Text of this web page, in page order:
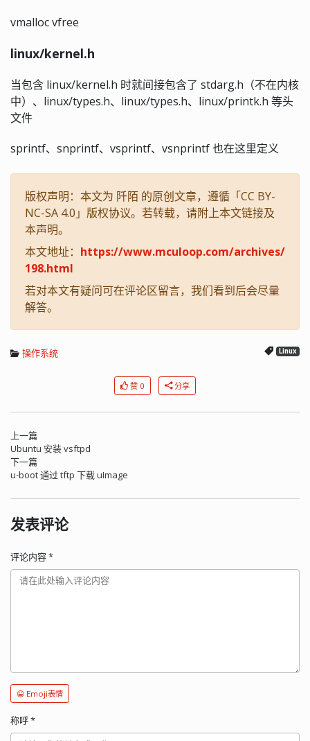
vmalloc vfree
linux/kernel.h
当包含 linux/kernel.h 时就间接包含了 stdarg.h（不在内核
中）、linux/types.h、linux/types.h、linux/printk.h 等头
文件
sprintf、snprintf、vsprintf、vsnprintf 也在这里定义
版权声明：本文为 阡陌 的原创文章，遵循「CC BY-
NC-SA 4.0」版权协议。若转载，请附上本文链接及
本声明。
本文地址： https://www.mculoop.com/archives/
198.html
若对本文有疑问可在评论区留言，我们看到后会尽量
解答。
操作系统 Linux
赞 0 分享
上一篇
Ubuntu 安装 vsftpd
下一篇
u-boot 通过 tftp 下载 uImage
发表评论
评论内容*
😀 Emoji表情
称呼*